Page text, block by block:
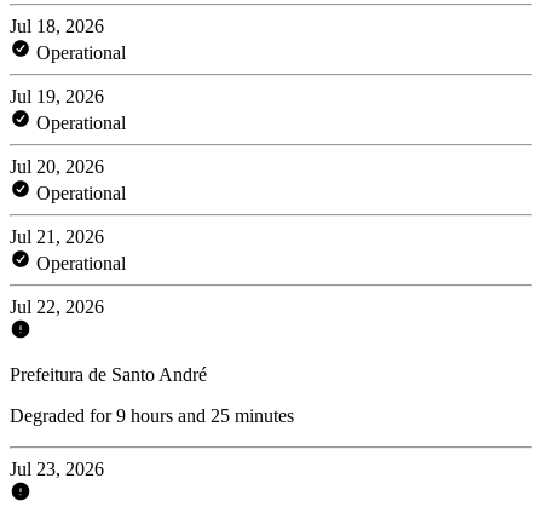
Jul 18, 2026
Operational
Jul 19, 2026
Operational
Jul 20, 2026
Operational
Jul 21, 2026
Operational
Jul 22, 2026
Prefeitura de Santo André
Degraded for 9 hours and 25 minutes
Jul 23, 2026